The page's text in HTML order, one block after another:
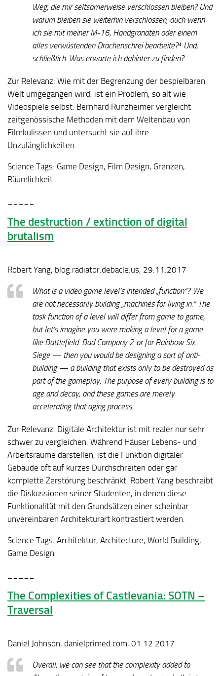
Weg, die mir seltsamerweise verschlossen bleiben? Und
warum bleiben sie weiterhin verschlossen, auch wenn
ich sie mit meiner M-16, Handgranaten oder einem
alles verwüstenden Drachenschrei bearbeite?⁴ Und,
schließlich: Was erwarte ich dahinter zu finden?
Zur Relevanz: Wie mit der Begrenzung der bespielbaren
Welt umgegangen wird, ist ein Problem, so alt wie
Videospiele selbst. Bernhard Runzheimer vergleicht
zeitgenössische Methoden mit dem Weltenbau von
Filmkulissen und untersucht sie auf ihre
Unzulänglichkeiten.
Science Tags: Game Design, Film Design, Grenzen,
Räumlichkeit
The destruction / extinction of digital
brutalism
Robert Yang, blog.radiator.debacle.us, 29.11.2017
What is a video game level’s intended „function“? We
are not necessarily building „machines for living in.“ The
task function of a level will differ from game to game,
but let’s imagine you were making a level for a game
like Battlefield: Bad Company 2 or for Rainbow Six:
Siege — then you would be designing a sort of anti-
building — a building that exists only to be destroyed as
part of the gameplay. The purpose of every building is to
age and decay, and these games are merely
accelerating that aging process.
Zur Relevanz: Digitale Architektur ist mit realer nur sehr
schwer zu vergleichen. Während Häuser Lebens- und
Arbeitsräume darstellen, ist die Funktion digitaler
Gebäude oft auf kurzes Durchschreiten oder gar
komplette Zerstörung beschränkt. Robert Yang beschreibt
die Diskussionen seiner Studenten, in denen diese
Funktionalität mit den Grundsätzen einer scheinbar
unvereinbaren Architekturart kontrastiert werden.
Science Tags: Architektur, Architecture, World Building,
Game Design
The Complexities of Castlevania: SOTN –
Traversal
Daniel Johnson, danielprimed.com, 01.12.2017
Overall, we can see that the complexity added to